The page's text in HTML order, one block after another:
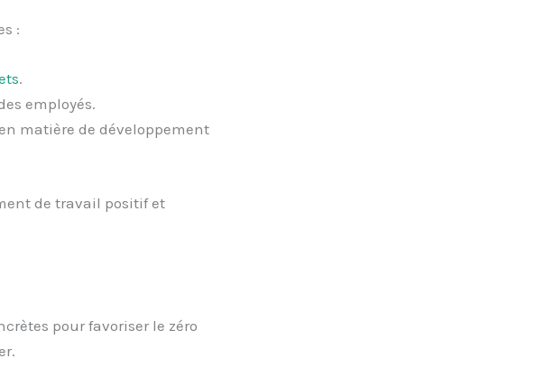
:
.
employés.
matière de développement
de travail positif et
pour favoriser le zéro